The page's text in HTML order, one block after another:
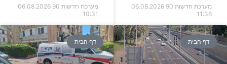
מערכת חדשות 90
06.08.2026
11:36
מערכת חדשות 90
06.08.2026
10:31
דף הבית דף הבית